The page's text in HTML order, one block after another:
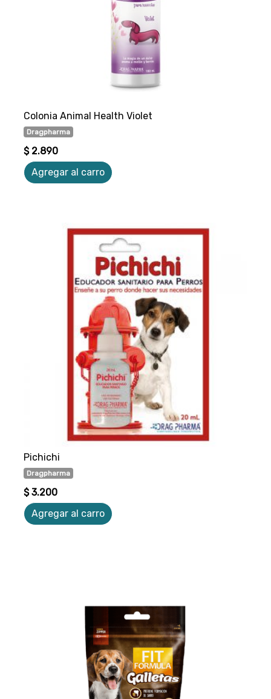
Colonia Animal Health Violet
Dragpharma
$ 2.890
Agregar al carro
Pichichi
Dragpharma
$ 3.200
Agregar al carro